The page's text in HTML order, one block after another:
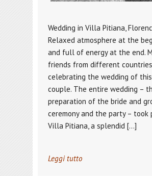
Wedding in Villa Pitiana,
Relaxed atmosphere at the
and full of energy at the end.
friends from different
celebrating the wedding of
couple. The entire wedding –
preparation of the bride and
ceremony and the party – took
Villa Pitiana, a splendid […]
Leggi tutto